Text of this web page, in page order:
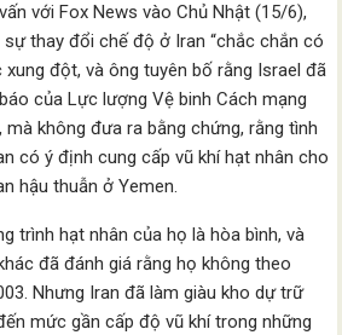
với Fox News vào Chủ Nhật (15/6),
thay đổi chế độ ở Iran “chắc chắn có
xung đột, và ông tuyên bố rằng Israel đã
của Lực lượng Vệ binh Cách mạng
mà không đưa ra bằng chứng, rằng tình
có ý định cung cấp vũ khí hạt nhân cho
hậu thuẫn ở Yemen.
trình hạt nhân của họ là hòa bình, và
đã đánh giá rằng họ không theo
Nhưng Iran đã làm giàu kho dự trữ
mức gần cấp độ vũ khí trong những